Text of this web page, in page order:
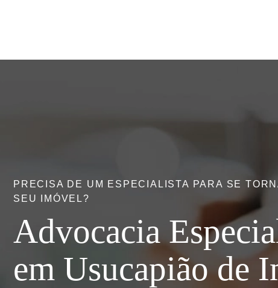
PRECISA DE UM ESPECIALISTA PARA SE
SEU IMÓVEL?
Advocacia
em Usucapião de